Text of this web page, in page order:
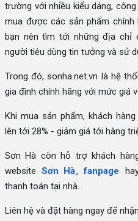
trường với nhiều kiểu dáng,
mua được các sản phẩm
bạn nên tìm tới những địa chỉ
người tiêu dùng tin tưởng và sử
Trong đó, sonha.net.vn là hệ
gia đình chính hãng với mức giá
Khi mua sản phẩm, khách
lên tới 28% - giảm giá tới hàng
Sơn Hà còn hỗ trợ khách
website Sơn Hà, fanpage
thanh toán tại nhà.
Liên hệ và đặt hàng ngay để